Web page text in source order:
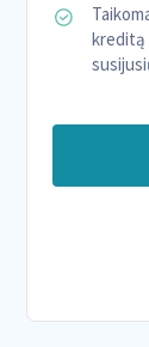
kreditą